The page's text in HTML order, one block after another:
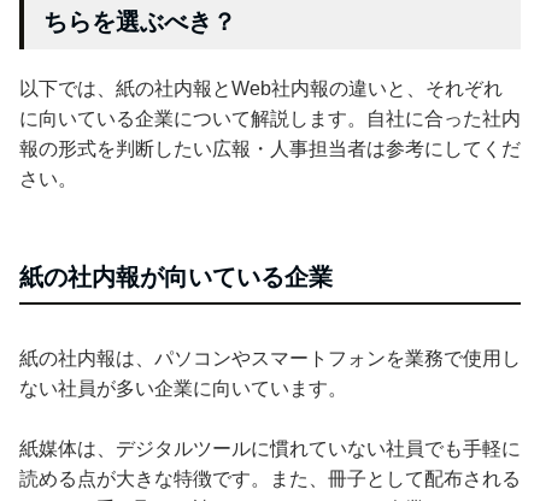
ちらを選ぶべき？
以下では、紙の社内報とWeb社内報の違いと、それぞれ
に向いている企業について解説します。自社に合った社内
報の形式を判断したい広報・人事担当者は参考にしてくだ
さい。
紙の社内報が向いている企業
紙の社内報は、パソコンやスマートフォンを業務で使用し
ない社員が多い企業に向いています。
紙媒体は、デジタルツールに慣れていない社員でも手軽に
読める点が大きな特徴です。また、冊子として配布される